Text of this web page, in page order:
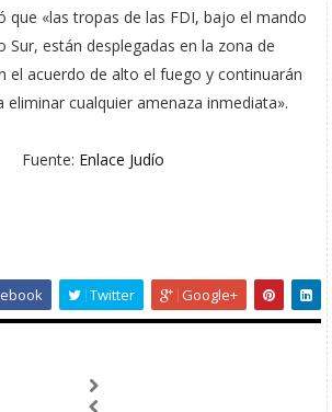
que «las tropas de las FDI, bajo el mando
Sur, están desplegadas en la zona de
el acuerdo de alto el fuego y continuarán
eliminar cualquier amenaza inmediata».
Fuente: Enlace Judío
Twitter Google+